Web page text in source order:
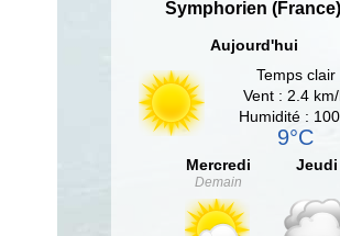
Symphorien (France)
Aujourd'hui
Temps clair
Vent : 2.4
Humidité :
9°C
Mercredi
Demain
Jeudi